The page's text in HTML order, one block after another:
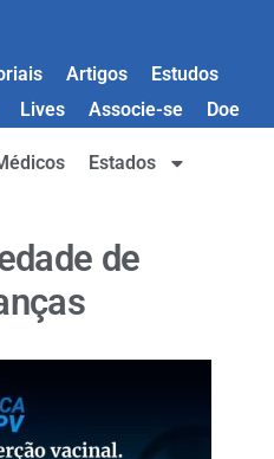
Artigos
Estudos
Lives Associe-se Doe
Estados
de